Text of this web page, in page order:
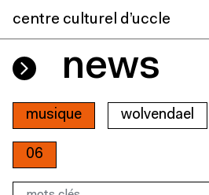
centre culturel d’uccle
news
musique wolvendael
06